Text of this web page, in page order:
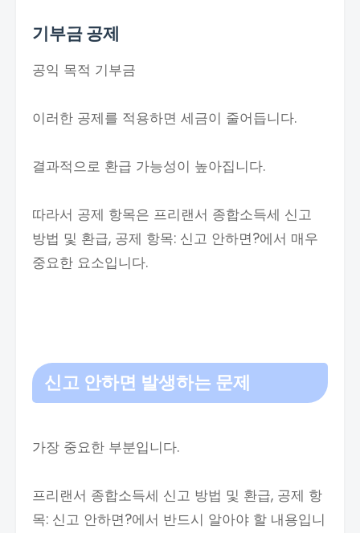
기부금 공제
공익 목적 기부금
이러한 공제를 적용하면 세금이 줄어듭니다.
결과적으로 환급 가능성이 높아집니다.
따라서 공제 항목은 프리랜서 종합소득세 신고
방법 및 환급, 공제 항목: 신고 안하면?에서 매우
중요한 요소입니다.
신고 안하면 발생하는 문제
가장 중요한 부분입니다.
프리랜서 종합소득세 신고 방법 및 환급, 공제 항
목: 신고 안하면?에서 반드시 알아야 할 내용입니